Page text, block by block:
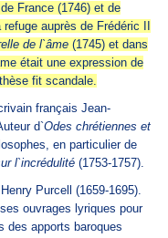
France (1746) et de
auprès de Frédéric II
de l`âme (1745) et dans
était une expression de
fit scandale.
français Jean-
d`Odes chrétiennes et
en particulier de
l`incrédulité (1753-1757).
Purcell (1659-1695).
ouvrages lyriques pour
des apports baroques